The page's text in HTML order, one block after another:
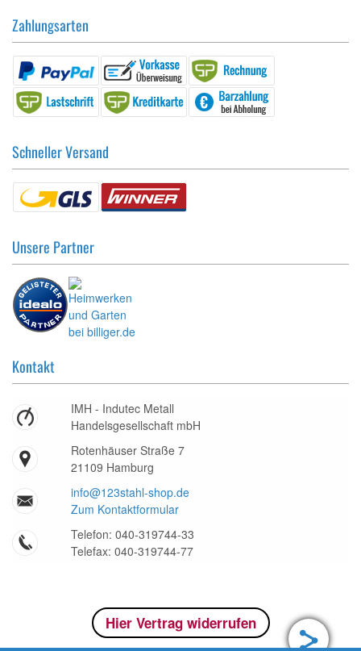
Zahlungsarten
Schneller Versand
Unsere Partner
Kontakt
IMH - Indutec Metall
Handelsgesellschaft mbH
Rotenhäuser Straße 7
21109 Hamburg
info@123stahl-shop.de
Zum Kontaktformular
Telefon: 040-319744-33
Telefax: 040-319744-77
Hier Vertrag widerrufen